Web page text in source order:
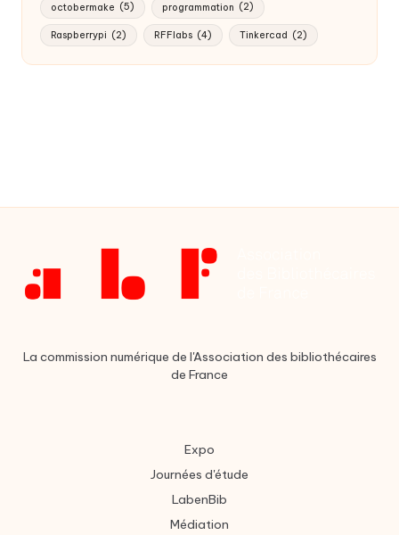
octobermake (5) programmation (2)
Raspberrypi (2) RFFlabs (4) Tinkercad (2)
La commission numérique de l'Association des bibliothécaires
de France
Expo
Journées d'étude
LabenBib
Médiation